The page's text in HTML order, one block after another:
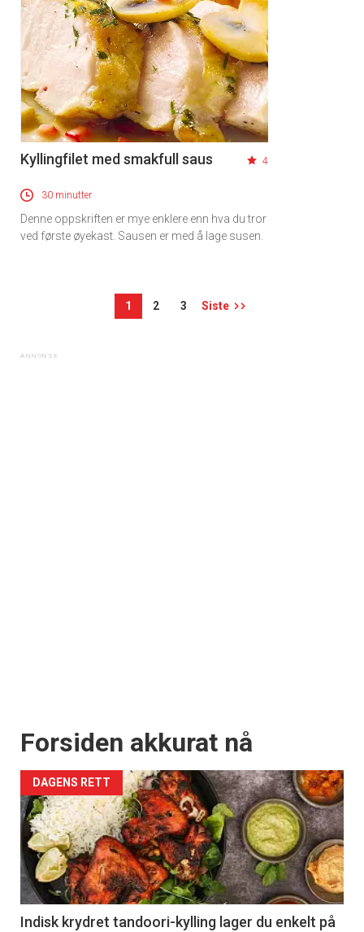
Kyllingfilet med smakfull saus 4
30 minutter
Denne oppskriften er mye enklere enn hva du tror
ved første øyekast. Sausen er med å lage susen.
1 2 3 Siste
Forsiden akkurat nå
DAGENS RETT
Indisk krydret tandoori-kylling lager du enkelt på